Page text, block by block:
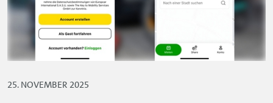
25. NOVEMBER 2025